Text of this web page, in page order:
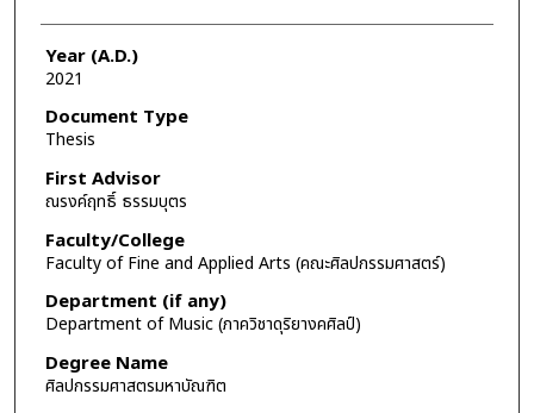
Year (A.D.)
2021
Document Type
Thesis
First Advisor
ณรงค์ฤทธิ์ ธรรมบุตร
Faculty/College
Faculty of Fine and Applied Arts (คณะศิลปกรรมศาสตร์)
Department (if any)
Department of Music (ภาควิชาดุริยางคศิลป์)
Degree Name
ศิลปกรรมศาสตรมหาบัณฑิต